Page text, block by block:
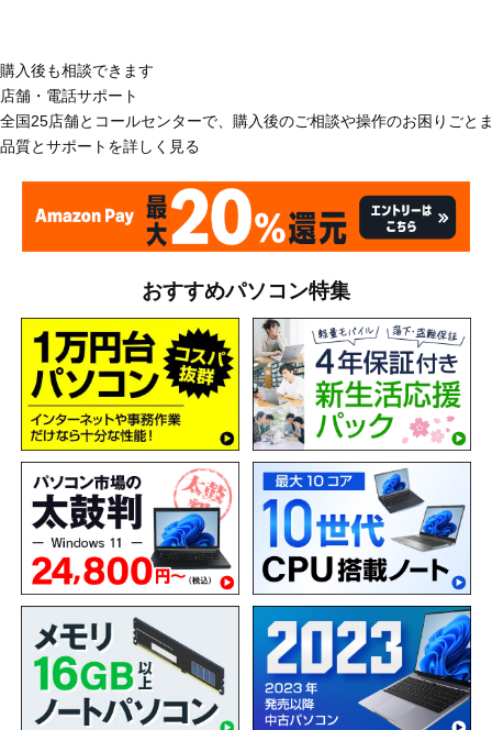
購入後も相談できます
店舗・電話サポート
全国25店舗とコールセンターで、購入後のご相談や操作のお困りごと
品質とサポートを詳しく見る
おすすめパソコン特集